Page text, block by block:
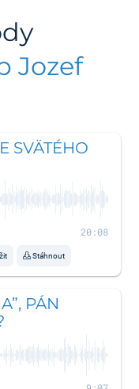
Jozef
SVÄTÉHO
20:08
Stáhnout
PÁN